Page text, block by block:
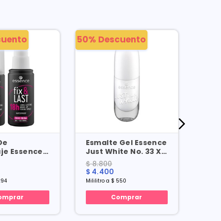
Essence
Spray X
50% Descuento
Esmalte Gel Essence
Just White No. 33 X
8 Ml
$ 8.800
$ 4.400
Mililitro a $ 550
Comprar